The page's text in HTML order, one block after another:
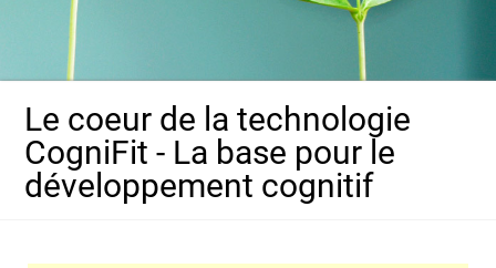
Le coeur de la technologie
CogniFit - La base pour le
développement cognitif